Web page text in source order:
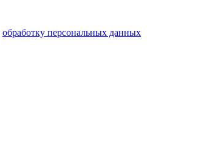
обработку персональных данных